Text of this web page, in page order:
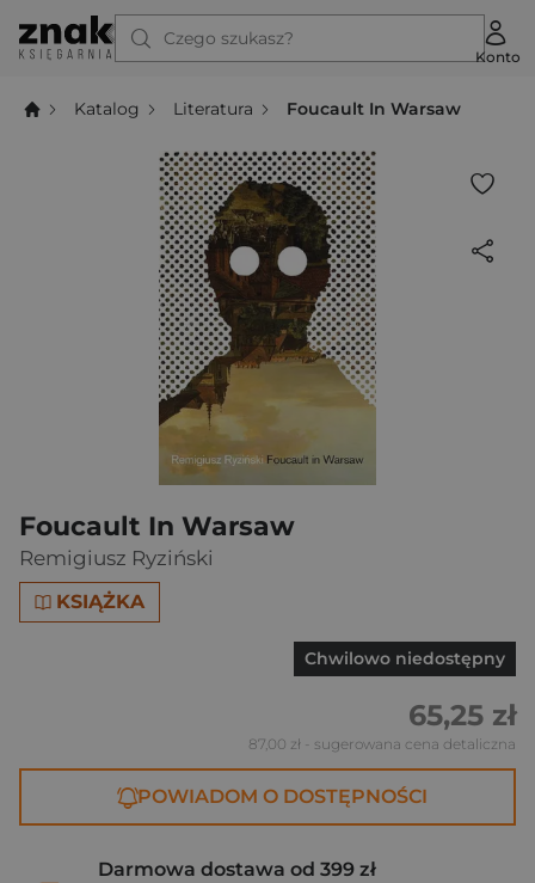
Czego szukasz?
Konto
Katalog Literatura Foucault In Warsaw
Foucault In Warsaw
Remigiusz Ryziński
KSIĄŻKA
Chwilowo niedostępny
65,25 zł
87,00 zł - sugerowana cena detaliczna
POWIADOM O DOSTĘPNOŚCI
Darmowa dostawa od 399 zł